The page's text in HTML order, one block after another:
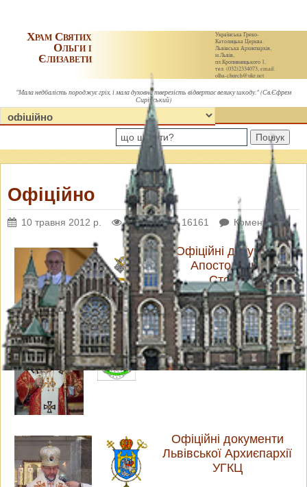
Українська Греко-
Католицька Церква.
Львівська Архиєпархія,
м.Львів,
пл.Кропивницького 1,
тел. (032)2334073, email:
olha-church@ukr.net
Храм Святих
Ольги і
Єлизавети
"Мала недбалість породжує гріх, і мала духовна тверезість відвертає велику шкоду." (Св.Єфрем
Сирійський)
Пошук
Офіційно
10 травня 2012 р. Переглядів: 16161 Коментарі: 0
Офіційні документи
Апостольської
Столиці
Офіційні документи
Української Греко-
Католицької Церкви
Офіційні документи
Львівської Архиєпархії
УГКЦ